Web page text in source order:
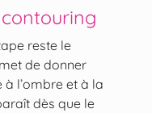
contouring
reste le
de donner
à l’ombre et à la
dès que le